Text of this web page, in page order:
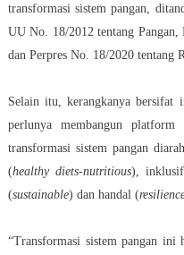
transformasi sistem pangan,
UU No. 18/2012 tentang Pangan,
dan Perpres No. 18/2020 tentang
Selain itu, kerangkanya bersifat
perlunya membangun
transformasi sistem pangan
(healthy diets-nutritious),
(sustainable) dan handal (
“Transformasi sistem pangan ini